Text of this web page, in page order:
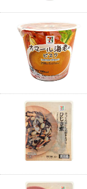
プリペイドサービス
スポーツ振興くじ
学び・教育
スマホプリペイド
レジでApple Accountに
コインランドリー（店
宅配ロッカー（店舗限
JTB
国内店舗数
売上高、店舗数推移
セブン‐イレブンの海外
セブン‐イレブンの「商
セブン-イレブンの横顔
セブン-イレブンの歴史
サステナビリティニュ
サステナビリティレポ
English (Services)
中文[繁體字](服務)
简体中文(服务)
한국어(서비스)
ภาษาไทย(บริการ)